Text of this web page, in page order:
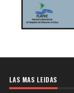
LAS MAS LEIDAS